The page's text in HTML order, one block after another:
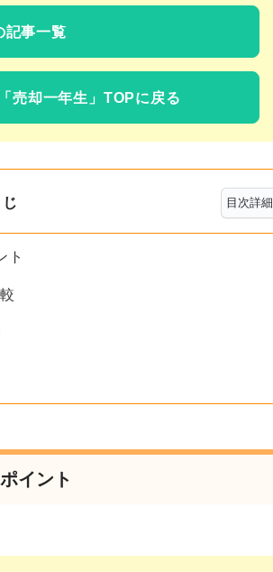
記事一覧
「売却一年生」TOPに戻る
目次詳細
ト
イント